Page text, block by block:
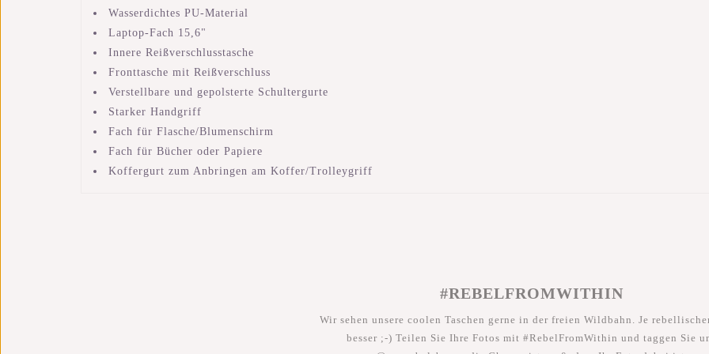
Wasserdichtes PU-Material
Laptop-Fach 15,6"
Innere Reißverschlusstasche
Fronttasche mit Reißverschluss
Verstellbare und gepolsterte Schultergurte
Starker Handgriff
Fach für Flasche/Blumenschirm
Fach für Bücher oder Papiere
Koffergurt zum Anbringen am Koffer/Trolleygriff
#REBELFROMWITHIN
Wir sehen unsere coolen Taschen gerne in der freien Wildbahn. Je
besser ;-) Teilen Sie Ihre Fotos mit #RebelFromWithin und taggen Sie